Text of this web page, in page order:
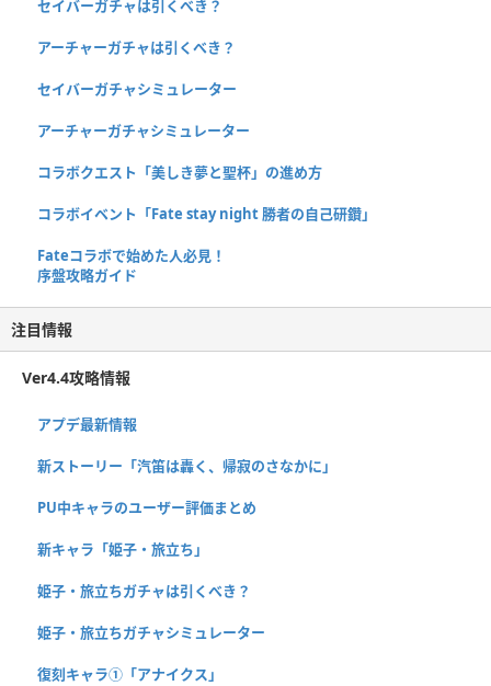
セイバーガチャは引くべき？
アーチャーガチャは引くべき？
セイバーガチャシミュレーター
アーチャーガチャシミュレーター
コラボクエスト「美しき夢と聖杯」の進め方
コラボイベント「Fate stay night 勝者の自己研鑽」
Fateコラボで始めた人必見！
序盤攻略ガイド
注目情報
Ver4.4攻略情報
アプデ最新情報
新ストーリー「汽笛は轟く、帰寂のさなかに」
PU中キャラのユーザー評価まとめ
新キャラ「姫子・旅立ち」
姫子・旅立ちガチャは引くべき？
姫子・旅立ちガチャシミュレーター
復刻キャラ①「アナイクス」